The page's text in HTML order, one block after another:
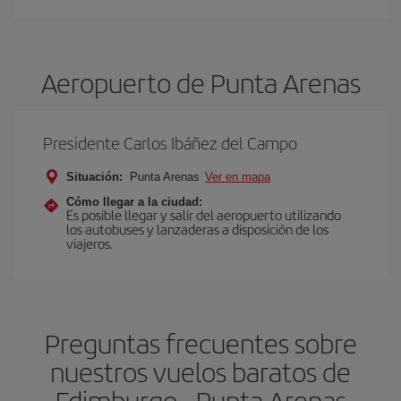
Aeropuerto de Punta Arenas
Presidente Carlos Ibáñez del Campo
Situación: Punta Arenas Ver en mapa
Cómo llegar a la ciudad:
Es posible llegar y salir del aeropuerto utilizando
los autobuses y lanzaderas a disposición de los
viajeros.
Preguntas frecuentes sobre
nuestros vuelos baratos de